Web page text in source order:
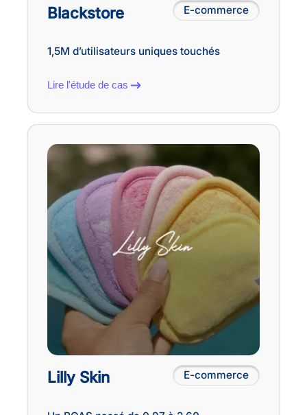
Blackstore E-commerce
1,5M d’utilisateurs uniques touchés
Lire l'étude de cas
Lilly Skin E-commerce